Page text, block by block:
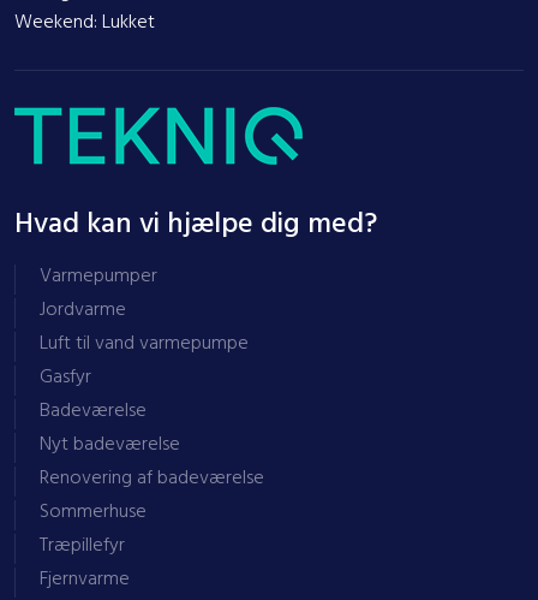
Weekend: Lukket​
Hvad kan vi hjælpe dig med?
​Varmepumper
Jordvarme
Luft til vand varmepumpe
Gasfyr
Badeværelse
Nyt badeværelse
Renovering af badeværelse
Sommerhuse
Træpillefyr
Fjernvarme